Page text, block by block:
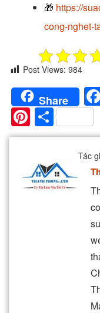
🎁 https://
cong-nghet-
Post Views: 984
Share
Pinterest
Share
Tác